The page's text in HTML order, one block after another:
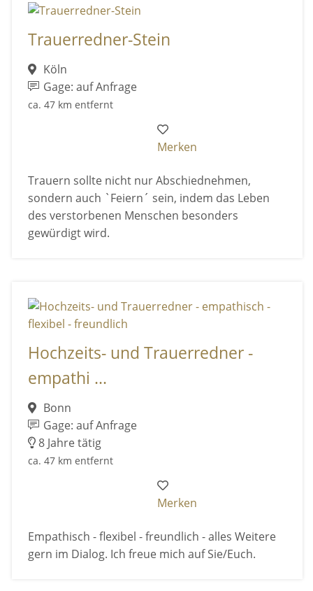
Trauerredner-Stein
Köln
Gage: auf Anfrage
ca. 47 km entfernt
Merken
Trauern sollte nicht nur Abschiednehmen,
sondern auch `Feiern´ sein, indem das Leben
des verstorbenen Menschen besonders
gewürdigt wird.
Hochzeits- und Trauerredner -
empathi ...
Bonn
Gage: auf Anfrage
8 Jahre tätig
ca. 47 km entfernt
Merken
Empathisch - flexibel - freundlich - alles Weitere
gern im Dialog. Ich freue mich auf Sie/Euch.